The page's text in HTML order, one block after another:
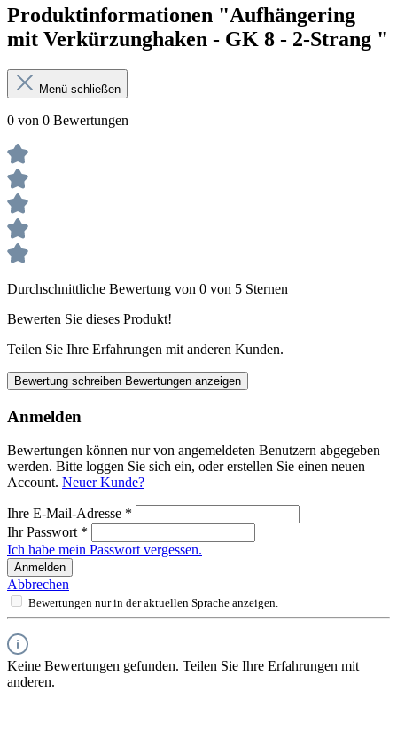
Produktinformationen "Aufhängering
mit Verkürzunghaken - GK 8 - 2-Strang "
Menü schließen
0 von 0 Bewertungen
Durchschnittliche Bewertung von 0 von 5 Sternen
Bewerten Sie dieses Produkt!
Teilen Sie Ihre Erfahrungen mit anderen Kunden.
Bewertung schreiben Bewertungen anzeigen
Anmelden
Bewertungen können nur von angemeldeten Benutzern abgegeben
werden. Bitte loggen Sie sich ein, oder erstellen Sie einen neuen
Account. Neuer Kunde?
Ihre E-Mail-Adresse *
Ihr Passwort *
Ich habe mein Passwort vergessen.
Anmelden
Abbrechen
Bewertungen nur in der aktuellen Sprache anzeigen.
Keine Bewertungen gefunden. Teilen Sie Ihre Erfahrungen mit
anderen.